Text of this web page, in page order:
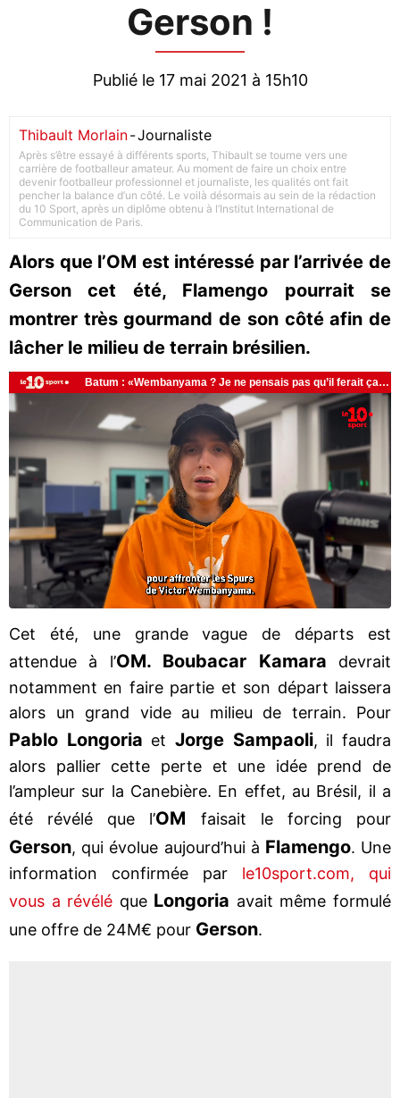
Gerson !
Publié le 17 mai 2021 à 15h10
Thibault Morlain-Journaliste
Après s’être essayé à différents sports, Thibault se tourne vers une
carrière de footballeur amateur. Au moment de faire un choix entre
devenir footballeur professionnel et journaliste, les qualités ont fait
pencher la balance d’un côté. Le voilà désormais au sein de la rédaction
du 10 Sport, après un diplôme obtenu à l’Institut International de
Communication de Paris.
Alors que l’OM est intéressé par l’arrivée de
Gerson cet été, Flamengo pourrait se
montrer très gourmand de son côté afin de
lâcher le milieu de terrain brésilien.
Cet été, une grande vague de départs est
attendue à l’OM. Boubacar Kamara devrait
notamment en faire partie et son départ laissera
alors un grand vide au milieu de terrain. Pour
Pablo Longoria etJorge Sampaoli, il faudra
alors pallier cette perte et une idée prend de
l’ampleur sur la Canebière. En effet, au Brésil, il a
été révélé que l’OM faisait le forcing pour
Gerson, qui évolue aujourd’hui à Flamengo. Une
information confirmée par le10sport.com, qui
vous a révélé que Longoria avait même formulé
une offre de 24M€ pour Gerson.